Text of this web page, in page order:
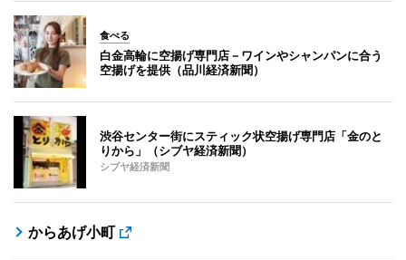
食べる
白金高輪に空揚げ専門店－ワインやシャンパンに合う
空揚げを提供（品川経済新聞）
渋谷センター街にスティック状空揚げ専門店「金のと
りから」（シブヤ経済新聞）
シブヤ経済新聞
からあげ小町